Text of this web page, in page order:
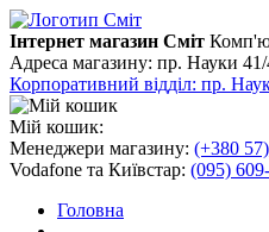
Інтернет магазин Сміт
Адреса магазину: пр. Науки 41/
Корпоративний відділ: пр.
Мій кошик:
Менеджери магазину: (+380
Vodafone та Київстар: (095)
Головна